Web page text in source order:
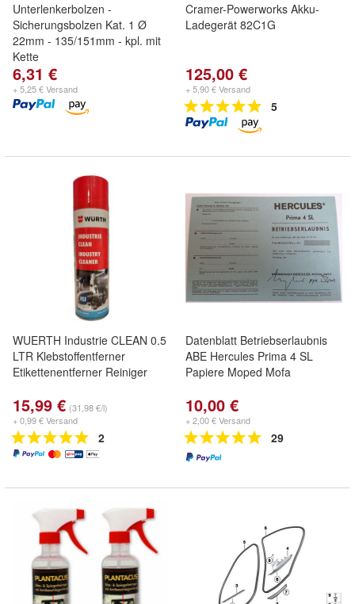
Unterlenkerbolzen -
Sicherungsbolzen Kat. 1 Ø
22mm - 135/151mm - kpl. mit
Kette
6,31 €
+ 5,25 € Versand
Cramer-Powerworks Akku-
Ladegerät 82C1G
125,00 €
+ 5,90 € Versand
5
WUERTH Industrie CLEAN 0.5
LTR Klebstoffentferner
Etikettenentferner Reiniger
15,99 € (31,98 €/l)
+ 0,99 € Versand
2
Datenblatt Betriebserlaubnis
ABE Hercules Prima 4 SL
Papiere Moped Mofa
10,00 €
+ 2,00 € Versand
29